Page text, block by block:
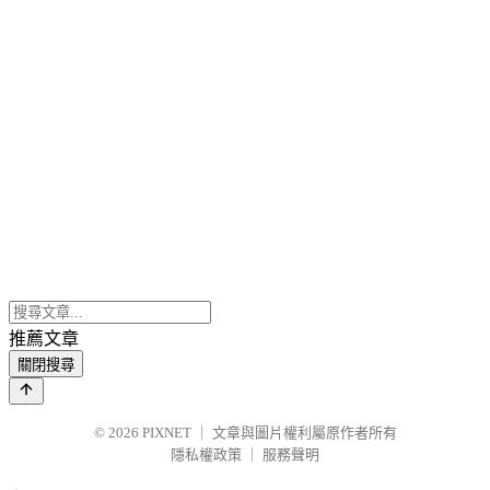
推薦文章
關閉搜尋
© 2026 PIXNET
文章與圖片權利屬原作者所有
隱私權政策
服務聲明